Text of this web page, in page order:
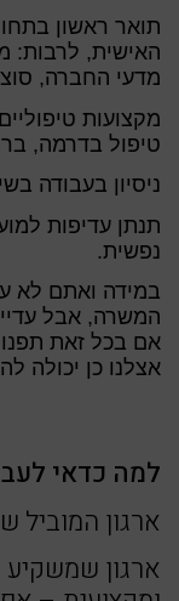
תואר ראשון
האישית, לרבות:
מדעי החברה,
מקצועות
טיפול בדרמה,
ניסיון בעבודה
תנתן עדיפות
נפשית.
במידה ואתם לא
המשרה, אבל
אם בכל זאת
אצלנו כן יכולה
למה כדאי
ארגון המוביל
ארגון